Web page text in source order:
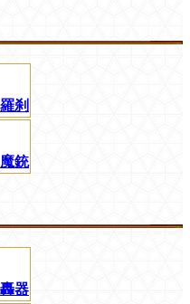
羅刹
魔銃
轟器